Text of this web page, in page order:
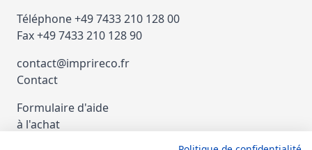
Téléphone +49 7433 210 128 00
Fax +49 7433 210 128 90
contact@imprireco.fr
Contact
Formulaire d'aide
à l'achat